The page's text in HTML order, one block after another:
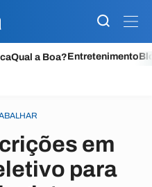
Qual a Boa?Entretenimento
em
para